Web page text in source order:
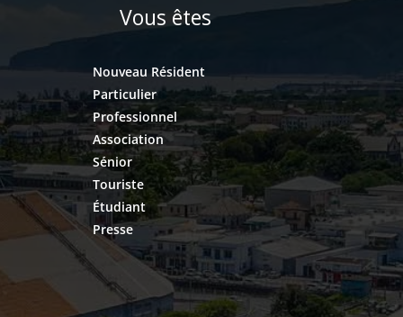
Vous êtes
Nouveau Résident
Particulier
Professionnel
Association
Sénior
Touriste
Étudiant
Presse